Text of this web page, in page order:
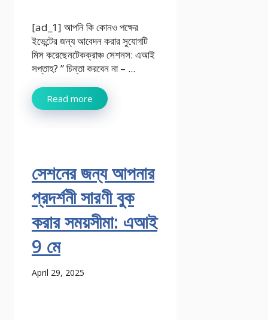
[ad_1] আপনি কি কোনও পক্ষের
ইভেন্টের জন্য আবেদন করার সুযোগটি
মিস করেছেনটেকক্রাঞ্চ সেশনস: এআই
সপ্তাহ? ” চিন্তা করবেন না – ...
Read more
সেশনের জন্য আপনার
প্রদর্শনী সারণী বুক
করার সময়সীমা: এআই
9 মে
April 29, 2025